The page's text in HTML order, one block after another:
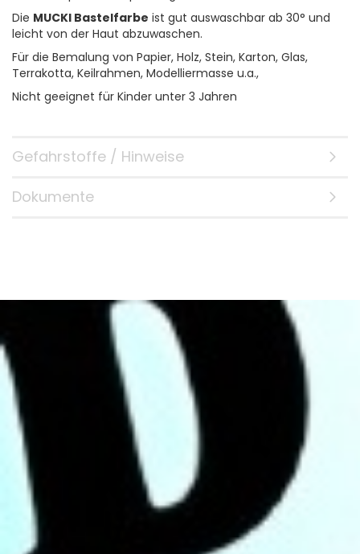
Die MUCKI Bastelfarbe ist gut auswaschbar ab 30° und
leicht von der Haut abzuwaschen.
Für die Bemalung von Papier, Holz, Stein, Karton, Glas,
Terrakotta, Keilrahmen, Modelliermasse u.a.,
Nicht geeignet für Kinder unter 3 Jahren
Gefahrstoffe / Hinweise
Dokumente